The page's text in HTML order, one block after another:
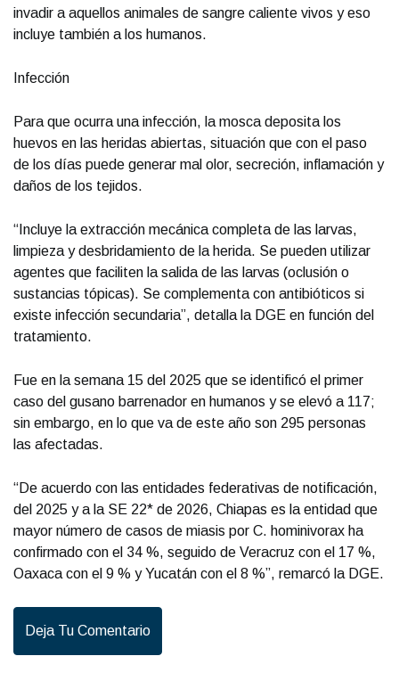
invadir a aquellos animales de sangre caliente vivos y eso
incluye también a los humanos.
Infección
Para que ocurra una infección, la mosca deposita los
huevos en las heridas abiertas, situación que con el paso
de los días puede generar mal olor, secreción, inflamación y
daños de los tejidos.
“Incluye la extracción mecánica completa de las larvas,
limpieza y desbridamiento de la herida. Se pueden utilizar
agentes que faciliten la salida de las larvas (oclusión o
sustancias tópicas). Se complementa con antibióticos si
existe infección secundaria”, detalla la DGE en función del
tratamiento.
Fue en la semana 15 del 2025 que se identificó el primer
caso del gusano barrenador en humanos y se elevó a 117;
sin embargo, en lo que va de este año son 295 personas
las afectadas.
“De acuerdo con las entidades federativas de notificación,
del 2025 y a la SE 22* de 2026, Chiapas es la entidad que
mayor número de casos de miasis por C. hominivorax ha
confirmado con el 34 %, seguido de Veracruz con el 17 %,
Oaxaca con el 9 % y Yucatán con el 8 %”, remarcó la DGE.
Deja Tu Comentario